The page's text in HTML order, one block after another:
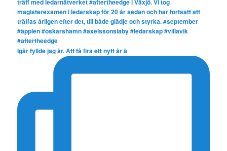
Igår fyllde jag år. Att få fira ett nytt år ä